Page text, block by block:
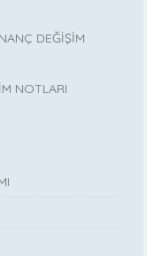
DEĞİŞİM
NOTLARI